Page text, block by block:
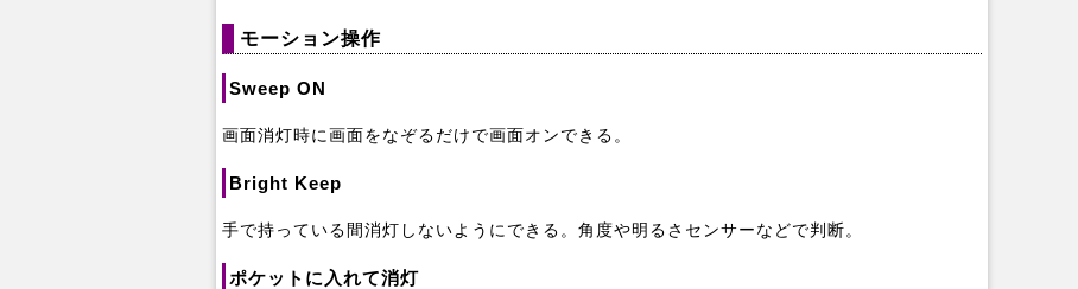
モーション操作
Sweep ON
画面消灯時に画面をなぞるだけで画面オンできる。
Bright Keep
手で持っている間消灯しないようにできる。角度や明るさセンサーなどで判断。
ポケットに入れて消灯